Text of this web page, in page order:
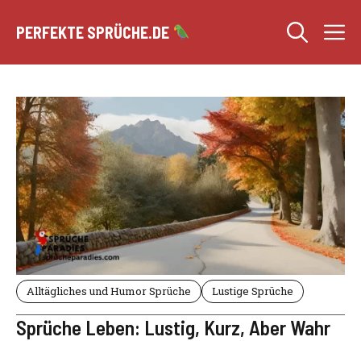
Inhalt
PERFEKTE SPRÜCHE.DE
Alltägliches und Humor Sprüche Lustige Sprüche
Sprüche Leben: Lustig, Kurz, Aber Wahr